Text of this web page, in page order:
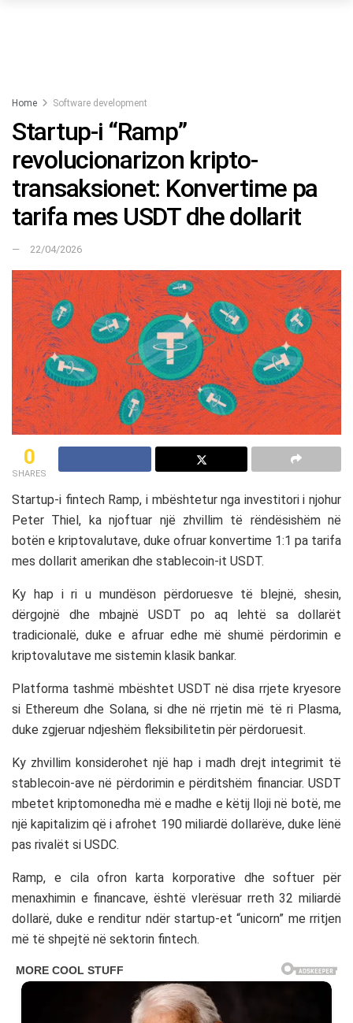
Home Software development
Startup-i “Ramp”
revolucionarizon kripto-
transaksionet: Konvertime pa
tarifa mes USDT dhe dollarit
22/04/2026
0
SHARES
Startup-i fintech Ramp, i mbështetur nga investitori i njohur
Peter Thiel, ka njoftuar një zhvillim të rëndësishëm në
botën e kriptovalutave, duke ofruar konvertime 1:1 pa tarifa
mes dollarit amerikan dhe stablecoin-it USDT.
Ky hap i ri u mundëson përdoruesve të blejnë, shesin,
dërgojnë dhe mbajnë USDT po aq lehtë sa dollarët
tradicionalë, duke e afruar edhe më shumë përdorimin e
kriptovalutave me sistemin klasik bankar.
Platforma tashmë mbështet USDT në disa rrjete kryesore
si Ethereum dhe Solana, si dhe në rrjetin më të ri Plasma,
duke zgjeruar ndjeshëm fleksibilitetin për përdoruesit.
Ky zhvillim konsiderohet një hap i madh drejt integrimit të
stablecoin-ave në përdorimin e përditshëm financiar. USDT
mbetet kriptomonedha më e madhe e këtij lloji në botë, me
një kapitalizim që i afrohet 190 miliardë dollarëve, duke lënë
pas rivalët si USDC.
Ramp, e cila ofron karta korporative dhe softuer për
menaxhimin e financave, është vlerësuar rreth 32 miliardë
dollarë, duke e renditur ndër startup-et “unicorn” me rritjen
më të shpejtë në sektorin fintech.